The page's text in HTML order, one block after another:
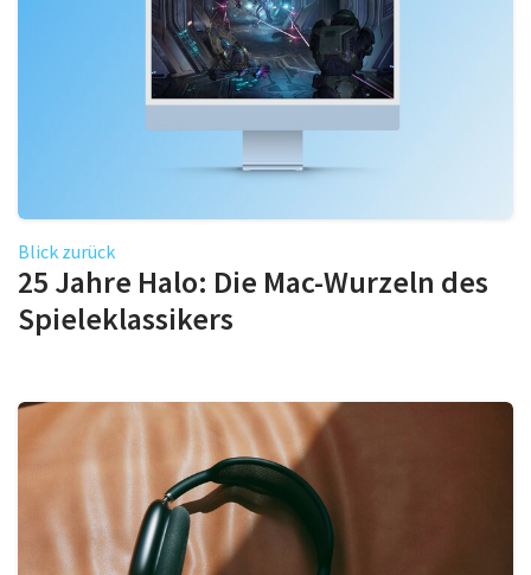
Blick zurück
25 Jahre Halo: Die Mac-Wurzeln des
Spieleklassikers